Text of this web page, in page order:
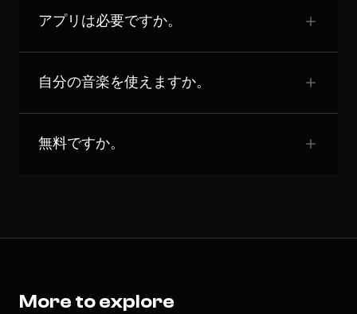
アプリは必要ですか。
自分の音楽を使えますか。
無料ですか。
More to explore